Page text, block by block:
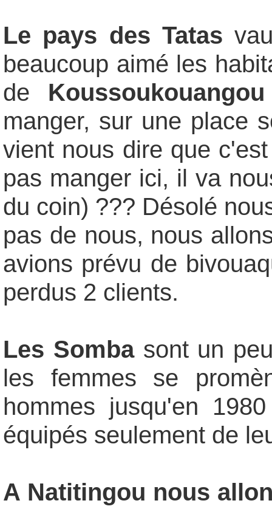
Le pays des Tatas
beaucoup aimé les
de Koussoukouangou
manger, sur une place
vient nous dire que
pas manger ici, il va
du coin) ??? Désolé
pas de nous, nous
avions prévu de
perdus 2 clients.
Les Sombasont un
les femmes se
hommes jusqu'en
équipés seulement de
A Natitingou nous